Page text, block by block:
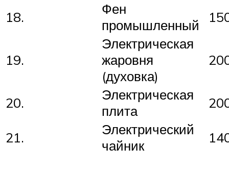
18.
Фен
промышленный
19.
Электрическая
жаровня
(духовка)
20.
Электрическая
плита
21.
Электрический
чайник